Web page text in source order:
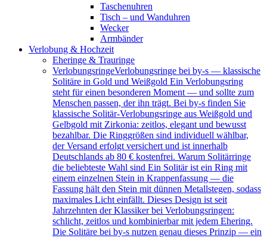
Taschenuhren
Tisch – und Wanduhren
Wecker
Armbänder
Verlobung & Hochzeit
Eheringe & Trauringe
VerlobungsringeVerlobungsringe bei by-s — klassische
Solitäre in Gold und Weißgold Ein Verlobungsring
steht für einen besonderen Moment — und sollte zum
Menschen passen, der ihn trägt. Bei by-s finden Sie
klassische Solitär-Verlobungsringe aus Weißgold und
Gelbgold mit Zirkonia: zeitlos, elegant und bewusst
bezahlbar. Die Ringgrößen sind individuell wählbar,
der Versand erfolgt versichert und ist innerhalb
Deutschlands ab 80 € kostenfrei. Warum Solitärringe
die beliebteste Wahl sind Ein Solitär ist ein Ring mit
einem einzelnen Stein in Krappenfassung — die
Fassung hält den Stein mit dünnen Metallstegen, sodass
maximales Licht einfällt. Dieses Design ist seit
Jahrzehnten der Klassiker bei Verlobungsringen:
schlicht, zeitlos und kombinierbar mit jedem Ehering.
Die Solitäre bei by-s nutzen genau dieses Prinzip — ein